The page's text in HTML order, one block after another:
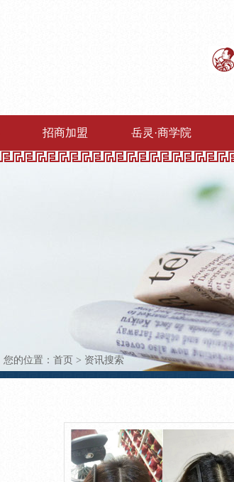
招商加盟 岳灵·商学院
您的位置： 首页 > 资讯搜索